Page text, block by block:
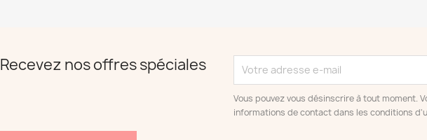
Recevez nos offres spéciales
Vous pouvez vous désinscrire à tout moment.
informations de contact dans les conditions